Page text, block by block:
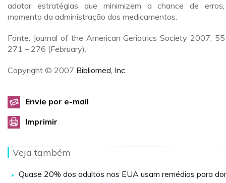
adotar estratégias que minimizem a chance de
momento da administração dos medicamentos.
Fonte: Journal of the American Geriatrics Society 2007;
271 – 276 (February).
Copyright © 2007 Bibliomed, Inc.
Envie por e-mail
Imprimir
Veja também
Quase 20% dos adultos nos EUA usam remédios para